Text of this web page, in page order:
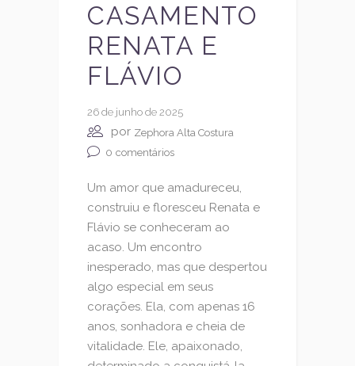
CASAMENTO
RENATA E
FLÁVIO
26 de junho de 2025
por Zephora Alta Costura
0 comentários
Um amor que amadureceu,
construiu e floresceu Renata e
Flávio se conheceram ao
acaso. Um encontro
inesperado, mas que despertou
algo especial em seus
corações. Ela, com apenas 16
anos, sonhadora e cheia de
vitalidade. Ele, apaixonado,